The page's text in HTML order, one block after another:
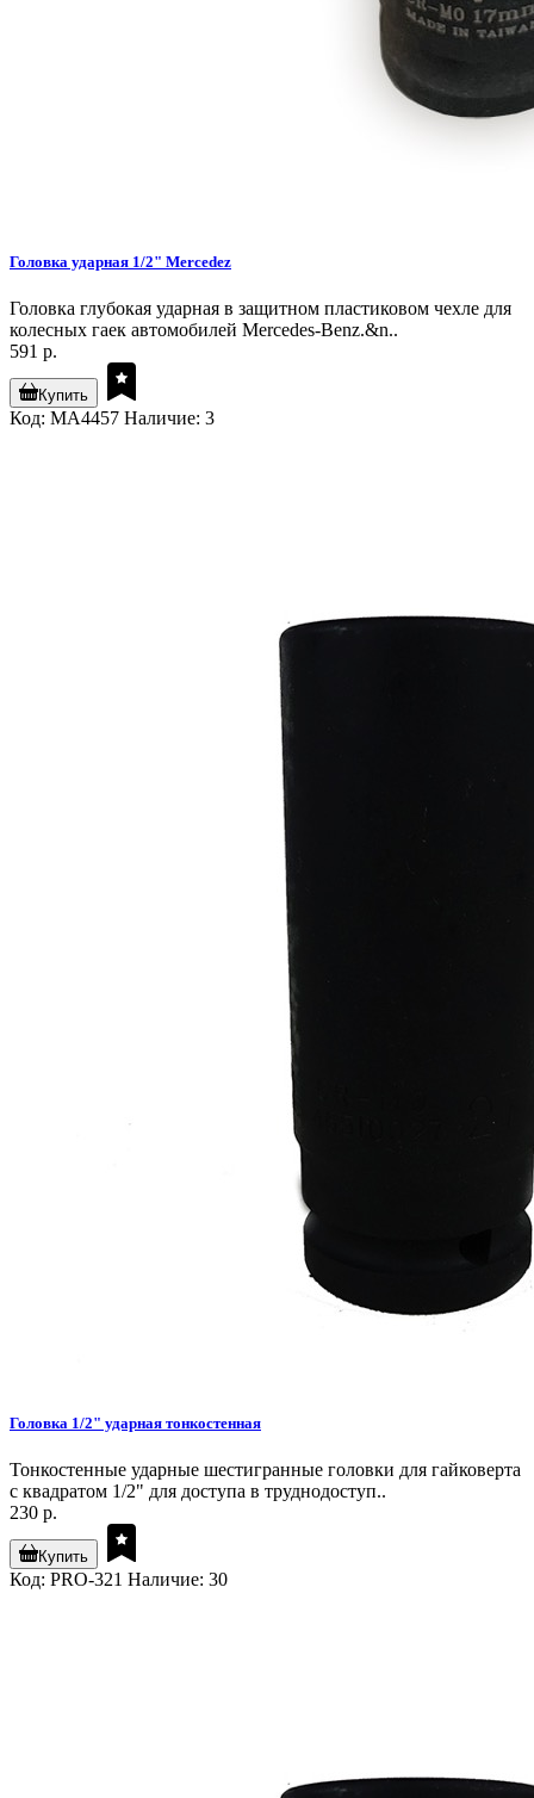
Головка ударная 1/2" Mercedez
Головка глубокая ударная в защитном пластиковом чехле для
колесных гаек автомобилей Mercedes-Benz.&n..
591 р.
Купить
Код: MA4457 Наличие: 3
Головка 1/2" ударная тонкостенная
Тонкостенные ударные шестигранные головки для гайковерта
с квадратом 1/2" для доступа в труднодоступ..
230 р.
Купить
Код: PRO-321 Наличие: 30